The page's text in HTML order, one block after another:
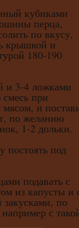
кубиками
перца,
по вкусу,
крышкой и
180-190
3-4 ложками
при
и
по желанию
1-2 дольки.
под
подавать с
из капусты и
по
с